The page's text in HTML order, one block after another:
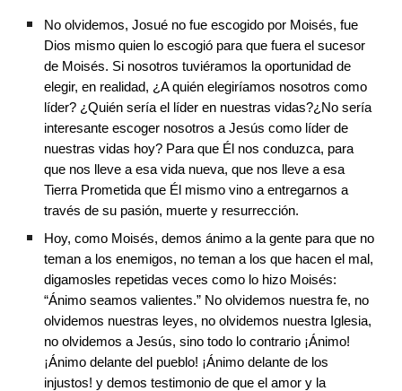
No olvidemos, Josué no fue escogido por Moisés, fue
Dios mismo quien lo escogió para que fuera el sucesor
de Moisés. Si nosotros tuviéramos la oportunidad de
elegir, en realidad, ¿A quién elegiríamos nosotros como
líder? ¿Quién sería el líder en nuestras vidas?¿No sería
interesante escoger nosotros a Jesús como líder de
nuestras vidas hoy? Para que Él nos conduzca, para
que nos lleve a esa vida nueva, que nos lleve a esa
Tierra Prometida que Él mismo vino a entregarnos a
través de su pasión, muerte y resurrección.
Hoy, como Moisés, demos ánimo a la gente para que no
teman a los enemigos, no teman a los que hacen el mal,
digamosles repetidas veces como lo hizo Moisés:
“Ánimo seamos valientes.” No olvidemos nuestra fe, no
olvidemos nuestras leyes, no olvidemos nuestra Iglesia,
no olvidemos a Jesús, sino todo lo contrario ¡Ánimo!
¡Ánimo delante del pueblo! ¡Ánimo delante de los
injustos! y demos testimonio de que el amor y la